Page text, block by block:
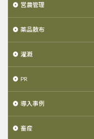
営農管理
薬品散布
灌漑
PR
導入事例
畜産